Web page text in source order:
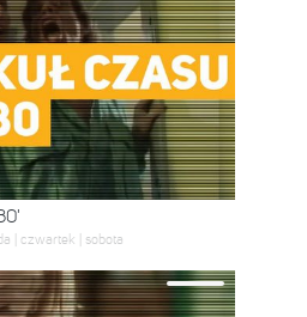
| czwartek | sobota